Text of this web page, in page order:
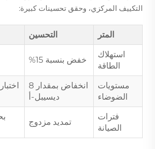
التكييف المركزي، وحقق تحسينات كبيرة:
المتر التحسين
استهلاك
الطاقة
خفض بنسبة 15%
مستويات
الضوضاء
انخفاض بمقدار 8
ديسيبل-أ
فترات
الصيانة
تمديد مزدوج